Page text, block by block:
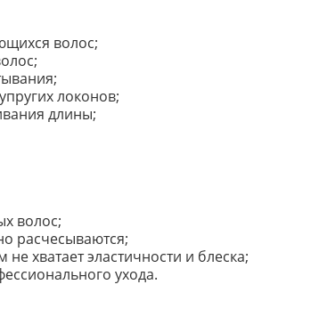
волос;
локонов;
длины;
волос;
расчесываются;
хватает эластичности и блеска;
ухода.